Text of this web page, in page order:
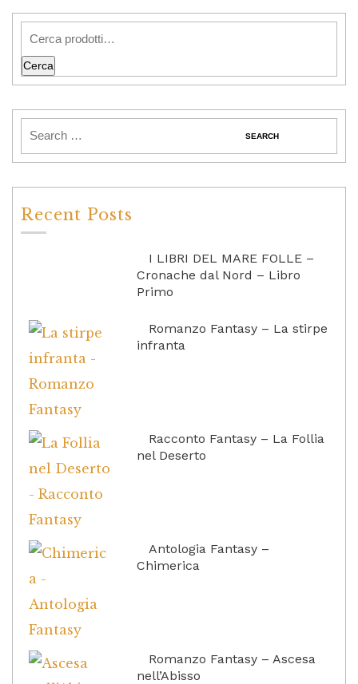
Cerca
Recent Posts
I LIBRI DEL MARE FOLLE –
Cronache dal Nord – Libro
Primo
Romanzo Fantasy – La stirpe
infranta
Racconto Fantasy – La Follia
nel Deserto
Antologia Fantasy –
Chimerica
Romanzo Fantasy – Ascesa
nell’Abisso